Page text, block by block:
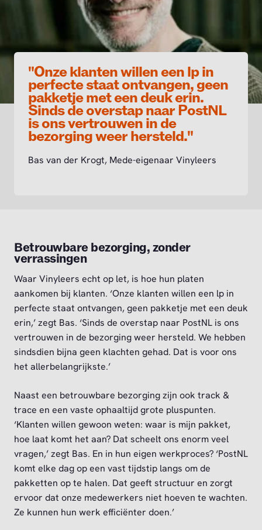
"Onze klanten willen een lp in
perfecte staat ontvangen, geen
pakketje met een deuk erin.
Sinds de overstap naar PostNL
is ons vertrouwen in de
bezorging weer hersteld."
Bas van der Krogt, Mede-eigenaar Vinyleers
Betrouwbare bezorging, zonder
verrassingen
Waar Vinyleers echt op let, is hoe hun platen
aankomen bij klanten. ‘Onze klanten willen een lp in
perfecte staat ontvangen, geen pakketje met een deuk
erin,’ zegt Bas. ‘Sinds de overstap naar PostNL is ons
vertrouwen in de bezorging weer hersteld. We hebben
sindsdien bijna geen klachten gehad. Dat is voor ons
het allerbelangrijkste.’
Naast een betrouwbare bezorging zijn ook track &
trace en een vaste ophaaltijd grote pluspunten.
‘Klanten willen gewoon weten: waar is mijn pakket,
hoe laat komt het aan? Dat scheelt ons enorm veel
vragen,’ zegt Bas. En in hun eigen werkproces? ‘PostNL
komt elke dag op een vast tijdstip langs om de
pakketten op te halen. Dat geeft structuur en zorgt
ervoor dat onze medewerkers niet hoeven te wachten.
Ze kunnen hun werk efficiënter doen.’